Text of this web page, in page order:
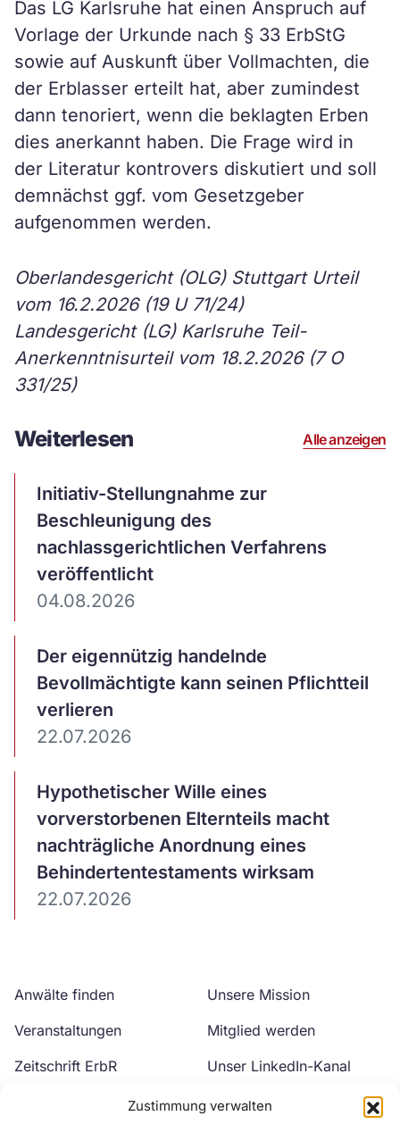
Zustimmung verwalten
Das LG Karlsruhe hat einen Anspruch auf
Vorlage der Urkunde nach § 33 ErbStG
sowie auf Auskunft über Vollmachten, die
der Erblasser erteilt hat, aber zumindest
dann tenoriert, wenn die beklagten Erben
dies anerkannt haben. Die Frage wird in
der Literatur kontrovers diskutiert und soll
demnächst ggf. vom Gesetzgeber
aufgenommen werden.
Oberlandesgericht (OLG) Stuttgart Urteil
vom 16.2.2026 (19 U 71/24)
Landesgericht (LG) Karlsruhe Teil-
Anerkenntnisurteil vom 18.2.2026 (7 O
331/25)
Weiterlesen Alle anzeigen
Initiativ-Stellungnahme zur
Beschleunigung des
nachlassgerichtlichen Verfahrens
veröffentlicht
04.08.2026
Artikel
ansehen
Der eigennützig handelnde
Bevollmächtigte kann seinen Pflichtteil
verlieren
22.07.2026
Artikel
ansehen
Hypothetischer Wille eines
vorverstorbenen Elternteils macht
nachträgliche Anordnung eines
Behindertentestaments wirksam
22.07.2026
Artikel
ansehen
Anwälte finden
Veranstaltungen
Zeitschrift ErbR
Unsere Mission
Mitglied werden
Unser LinkedIn-Kanal
Unser YouTube-Kanal